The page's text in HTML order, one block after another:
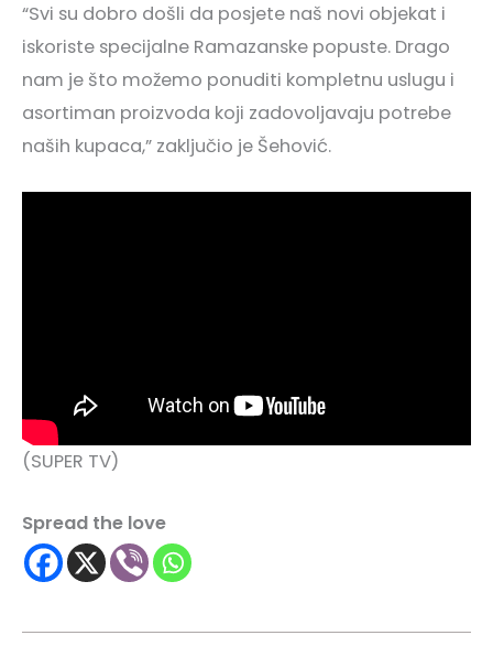
“Svi su dobro došli da posjete naš novi objekat i
iskoriste specijalne Ramazanske popuste. Drago
nam je što možemo ponuditi kompletnu uslugu i
asortiman proizvoda koji zadovoljavaju potrebe
naših kupaca,” zaključio je Šehović.
(SUPER TV)
Spread the love